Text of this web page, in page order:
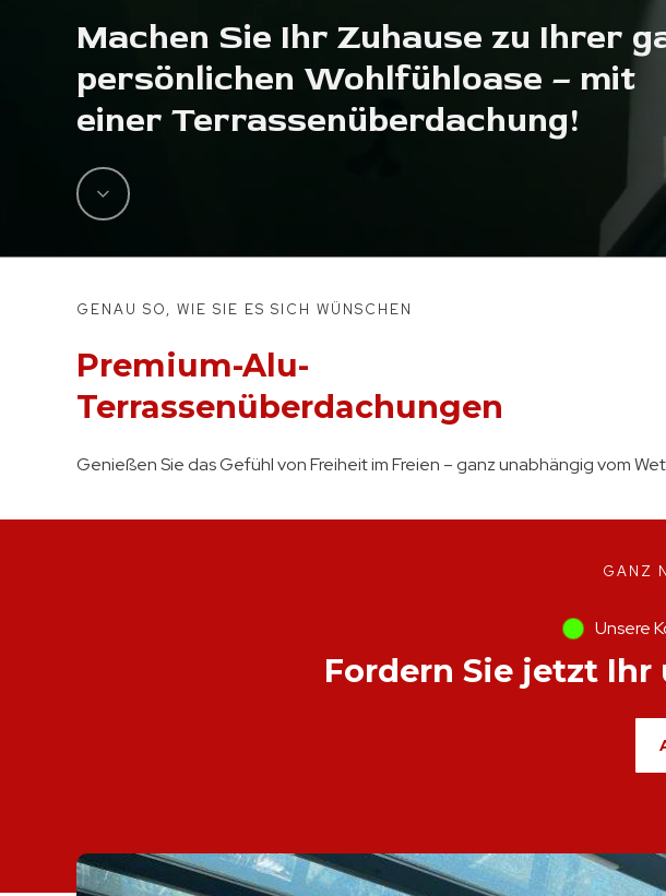
Machen Sie Ihr Zuhause zu Ihrer
persönlichen Wohlfühloase – mit
einer Terrassenüberdachung!
Navigate
to
the
next
section
GENAU SO, WIE SIE ES SICH WÜNSCHEN
Premium-Alu-
Terrassenüberdachungen
Genießen Sie das Gefühl von Freiheit im Freien – ganz unabhängig vom
GANZ
Unsere
Fordern Sie jetzt